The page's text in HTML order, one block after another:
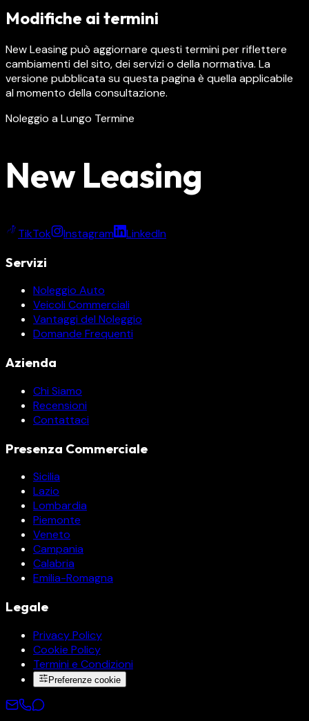
Modifiche ai termini
New Leasing può aggiornare questi termini per riflettere
cambiamenti del sito, dei servizi o della normativa. La
versione pubblicata su questa pagina è quella applicabile
al momento della consultazione.
Noleggio a Lungo Termine
New Leasing
TikTok Instagram LinkedIn
Servizi
Noleggio Auto
Veicoli Commerciali
Vantaggi del Noleggio
Domande Frequenti
Azienda
Chi Siamo
Recensioni
Contattaci
Presenza Commerciale
Sicilia
Lazio
Lombardia
Piemonte
Veneto
Campania
Calabria
Emilia-Romagna
Legale
Privacy Policy
Cookie Policy
Termini e Condizioni
Preferenze cookie